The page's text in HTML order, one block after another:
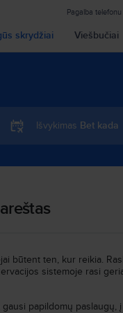
Pagalba telefonu
skrydžiai Viešbučiai
Išvykimas Bet kada
būtent ten, kur reikia.
sistemoje rasi
papildomų paslaugų,